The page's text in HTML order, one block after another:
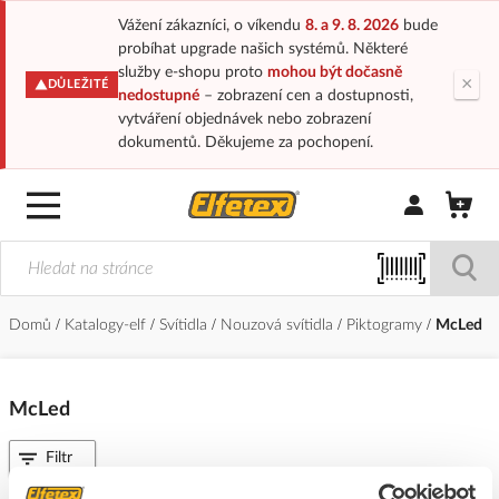
DŮLEŽITÉ
Vážení zákazníci, o víkendu 8. a 9. 8. 2026bude
probíhat upgrade našich systémů. Některé
služby e-shopu proto mohou být dočasně
nedostupné– zobrazení cen a dostupnosti,
vytváření objednávek nebo zobrazení
dokumentů. Děkujeme za pochopení.
×
Přihlásit/
Domů Katalogy-elf Svítidla Nouzová svítidla Piktogramy McLed
McLed
Filtr